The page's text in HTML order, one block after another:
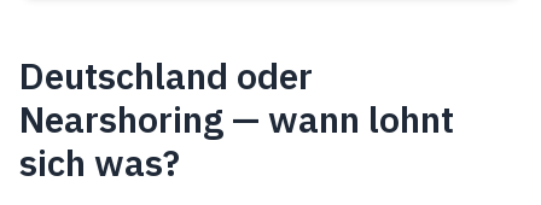
Deutschland oder
Nearshoring — wann lohnt
sich was?